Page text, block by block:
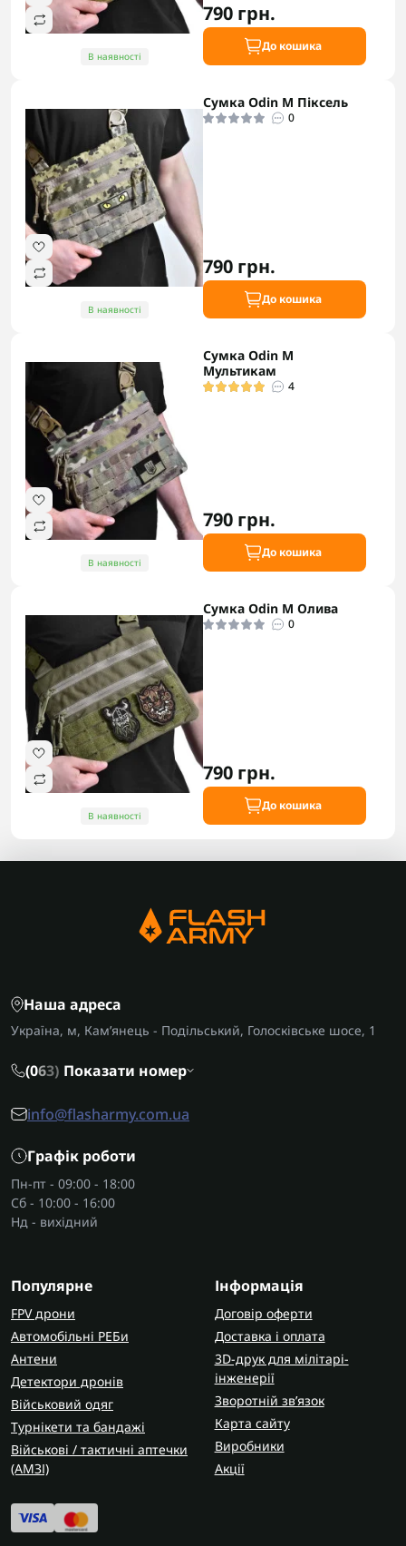
В наявності
790 грн.
До кошика
В наявності
Сумка Odin M Піксель
0
790 грн.
До кошика
В наявності
Сумка Odin M
Мультикам
4
790 грн.
До кошика
В наявності
Сумка Odin M Олива
0
790 грн.
До кошика
Наша адреса
Україна, м, Кам’янець - Подільський, Голосківське шосе, 1
(063) Показати номер
info@flasharmy.com.ua
Графік роботи
Пн-пт - 09:00 - 18:00
Сб - 10:00 - 16:00
Нд - вихідний
Популярне
FPV дрони
Автомобільні РЕБи
Антени
Детектори дронів
Військовий одяг
Турнікети та бандажі
Військові / тактичні аптечки
(AMЗІ)
Інформація
Договір оферти
Доставка і оплата
3D-друк для мілітарі-
інженерії
Зворотній зв’язок
Карта сайту
Виробники
Акції